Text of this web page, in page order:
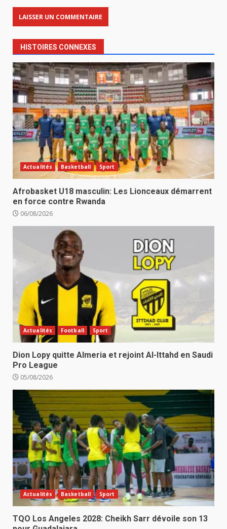
HISTOIRES CONNEXES
Actualités Basketball Sport
Afrobasket U18 masculin: Les Lionceaux démarrent
en force contre Rwanda
06/08/2026
Actualités Football Sport
Dion Lopy quitte Almeria et rejoint Al-Ittahd en Saudi
Pro League
05/08/2026
Actualités Basketball Sport
TQO Los Angeles 2028: Cheikh Sarr dévoile son 13